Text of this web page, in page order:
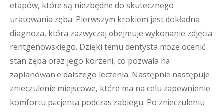
etapów, które są niezbędne do skutecznego
uratowania zęba. Pierwszym krokiem jest dokładna
diagnoza, która zazwyczaj obejmuje wykonanie zdjęcia
rentgenowskiego. Dzięki temu dentysta może ocenić
stan zęba oraz jego korzeni, co pozwala na
zaplanowanie dalszego leczenia. Następnie następuje
znieczulenie miejscowe, które ma na celu zapewnienie
komfortu pacjenta podczas zabiegu. Po znieczuleniu